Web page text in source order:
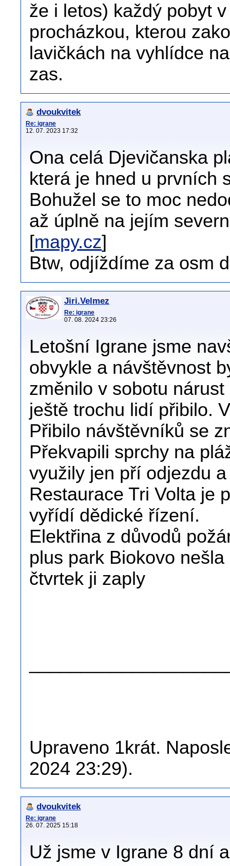
že i letos) každý pobyt
procházkou, kterou
lavičkách na vyhlídce
zas.
dvoukvitek
Re: igrane
12. 07. 2023 17:32
Ona celá Djevičanska
která je hned u prvních
Bohužel se to moc
až úplně na jejím
[mapy.cz]
Btw, odjíždíme za osm
Jiri.Velmez
Re: igrane
07. 08. 2024 23:26
Letošní Igrane jsme
obvykle a návštěvnost
změnilo v sobotu
ještě trochu lidí přibilo.
Přibilo návštěvníků se
Překvapili sprchy na
využily jen pří odjezdu
Restaurace Tri Volta je
vyřídí dědické řízení.
Elektřina z důvodů
plus park Biokovo
čtvrtek ji zaply
Upraveno 1krát.
2024 23:29).
dvoukvitek
Re: igrane
26. 07. 2025 15:18
Už jsme v Igrane 8 dní